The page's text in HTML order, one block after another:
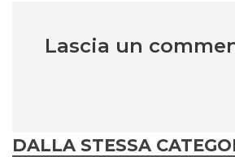
Lascia un
DALLA STESSA